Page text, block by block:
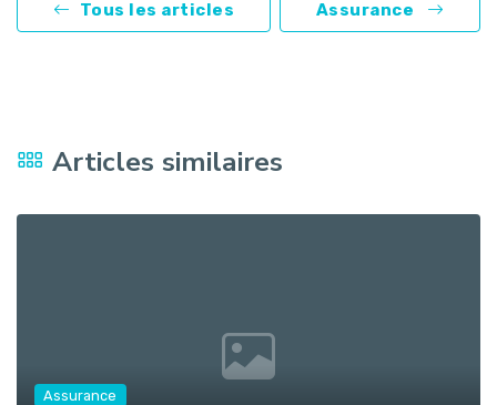
Tous les articles Assurance
Articles similaires
Assurance